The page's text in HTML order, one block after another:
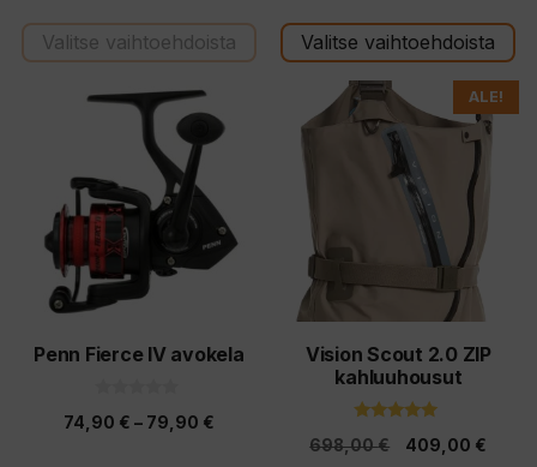
Valitse vaihtoehdoista
ä
Valitse vaihtoehdoista
Penn Fierce IV avokela
5
74,90 € – 79,90 €Hintaluokka:
useampi
muunnelma.
Voit
tehdä
valinnat
tuotteen
ALE!
Vision Scout 2.0 ZIP
kahluuhousut
5:stä
698,00€
Alkuperäinen
409,00 €
tuotteella
useampi
Voit
tehdä
valinnat
tuotteen
sivulla.